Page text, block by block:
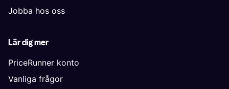
Jobba hos oss
Lär dig mer
PriceRunner konto
Vanliga frågor